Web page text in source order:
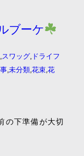
ブーケ
,スワッグ,ドライフ
,未分類,花束,花
の下準備が大切